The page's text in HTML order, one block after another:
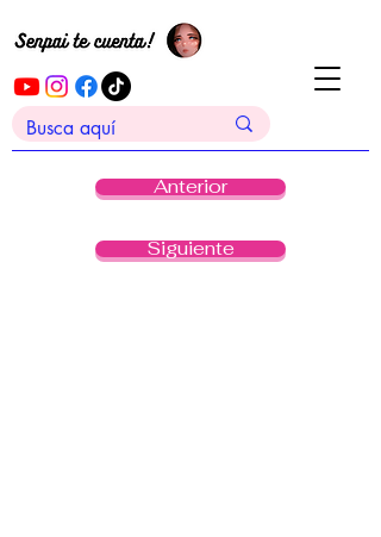
Anterior
Siguiente